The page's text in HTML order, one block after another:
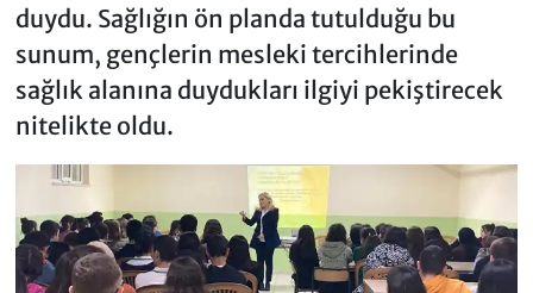
duydu. Sağlığın ön planda tutulduğu bu
sunum, gençlerin mesleki tercihlerinde
sağlık alanına duydukları ilgiyi pekiştirecek
nitelikte oldu.